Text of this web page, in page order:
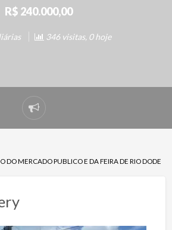
R$ 240.000,00
346 visitas, 0 hoje
Denunciar
problema
DO MERCADO PUBLICO E DA FEIRA DE RIO DODE